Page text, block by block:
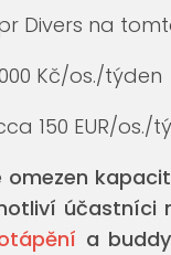
Divers na
Kč/os./týden
150 EUR/os./
účastníci
a